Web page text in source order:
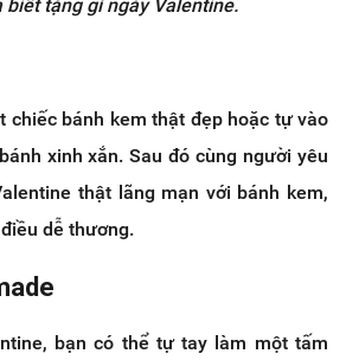
biết tặng gì ngày Valentine.
chiếc bánh kem thật đẹp hoặc tự vào
xinh xắn. Sau đó cùng người yêu
thật lãng mạn với bánh kem,
dễ thương.
bạn có thể tự tay làm một tấm